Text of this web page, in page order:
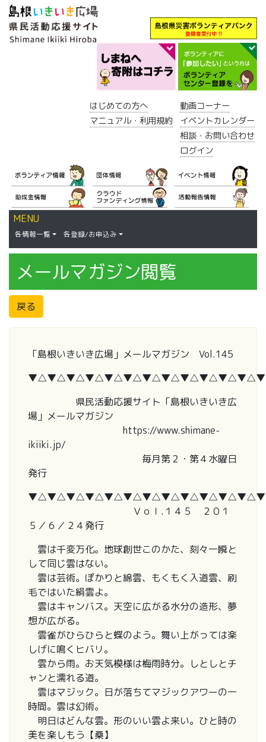
はじめての方へ
マニュアル・利用規約
動画コーナー
イベントカレンダー
相談・お問い合わせ
ログイン
MENU
各情報一覧 各登録/お申込み
メールマガジン閲覧
戻る
「島根いきいき広場」メールマガジン Vol.145
県民活動応援サイト「島根いきいき広
場」メールマガジン
https://www.shimane-
ikiiki.jp/
毎月第２・第４水曜日
発行
Ｖｏｌ.１４５ ２０１
５／６／２４発行
雲は千変万化。地球創世このかた、刻々一瞬と
して同じ雲はない。
雲は芸術。ぽかりと綿雲、もくもく入道雲、刷
毛ではいた絹雲よ。
雲はキャンバス。天空に広がる水分の造形、夢
想が広がる。
雲雀がひらひらと蝶のよう。舞い上がっては楽
しげに鳴くヒバリ。
雲から雨。お天気模様は梅雨時分。しとしとチ
ャンと濡れる道。
雲はマジック。日が落ちてマジックアワーの一
時間。雲は幻術。
明日はどんな雲。形のいい雲よ来い。ひと時の
美を楽しもう【桑】